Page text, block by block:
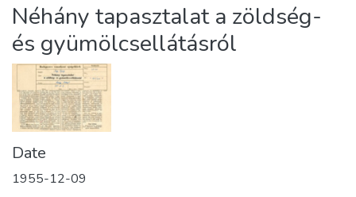
About us
Néhány tapasztalat a zöldség-
és gyümölcsellátásról
Date
1955-12-09